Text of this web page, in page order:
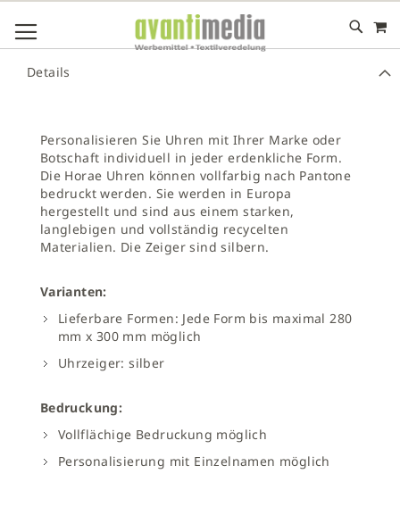
DIREKT
ZUM
# DRÜCKEN SIE DIE EINGABETASTE, UM DIE SUCHE ZU
Details
Personalisieren Sie Uhren mit Ihrer Marke oder
Botschaft individuell in jeder erdenkliche Form.
Die Horae Uhren können vollfarbig nach Pantone
bedruckt werden. Sie werden in Europa
hergestellt und sind aus einem starken,
langlebigen und vollständig recycelten
Materialien. Die Zeiger sind silbern.
Varianten:
Lieferbare Formen: Jede Form bis maximal 280
mm x 300 mm möglich
Uhrzeiger: silber
Bedruckung:
Vollflächige Bedruckung möglich
Personalisierung mit Einzelnamen möglich